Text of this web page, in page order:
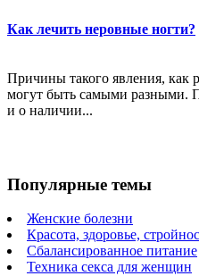
Как лечить неровные ногти?
Причины такого явления, как
могут быть самыми разными.
и о наличии...
Популярные темы
Женские болезни
Красота, здоровье,
Сбалансированное питание
Техника секса для женщин